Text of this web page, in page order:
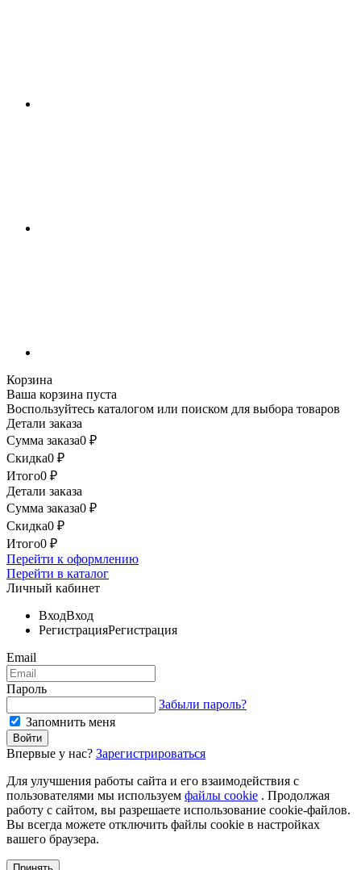
Корзина
Ваша корзина пуста
Воспользуйтесь каталогом или поиском для выбора товаров
Детали заказа
Сумма заказа0 ₽
Скидка0 ₽
Итого0 ₽
Детали заказа
Сумма заказа0 ₽
Скидка0 ₽
Итого0 ₽
Перейти к оформлению
Перейти в каталог
Личный кабинет
ВходВход
РегистрацияРегистрация
Email
Пароль
Забыли пароль?
Запомнить меня
Впервые у нас? Зарегистрироваться
Для улучшения работы сайта и его взаимодействия с
пользователями мы используем файлы cookie . Продолжая
работу с сайтом, вы разрешаете использование cookie-файлов.
Вы всегда можете отключить файлы cookie в настройках
вашего браузера.